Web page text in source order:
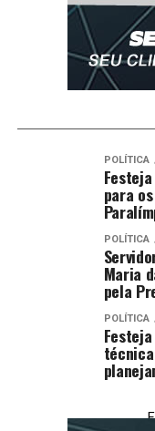
POLÍTICA
para
POLÍTICA
Maria
pela
POLÍTICA